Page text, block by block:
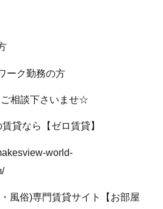
ーク勤務の方
相談下さいませ☆
貸なら【ゼロ賃貸】
world-
風俗)専門賃貸サイト【お部屋